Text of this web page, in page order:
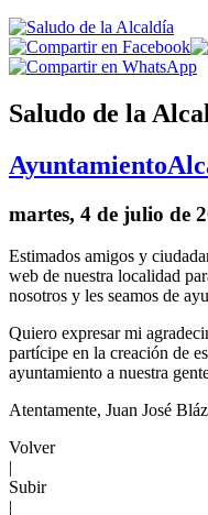
Saludo de la
Ayuntamiento
martes, 4 de julio de
Estimados amigos y
web de nuestra localidad
nosotros y les seamos de
Quiero expresar mi
partícipe en la creación de
ayuntamiento a nuestra
Atentamente, Juan José
Volver
|
Subir
|